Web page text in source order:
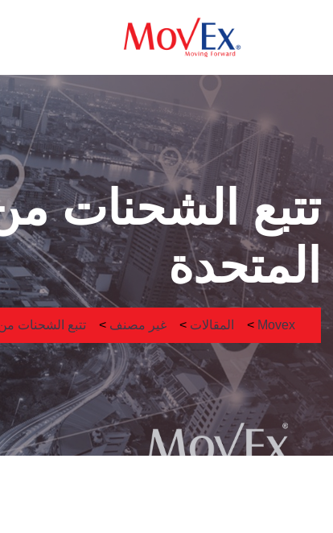
تتبع الشحنات
المتحدة
Movex
> المقالات > غير مصنف > تتبع الشحنات